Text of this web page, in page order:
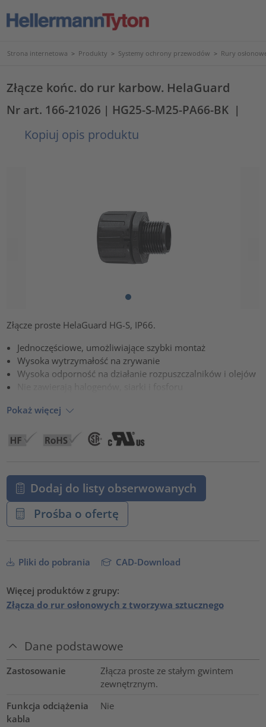
Strona internetowa > Produkty > Systemy ochrony przewodów > Rury
Złącze końc. do rur karbow. HelaGuard
Nr art. 166-21026 | HG25-S-M25-PA66-BK |
Kopiuj opis produktu
Złącze proste HelaGuard HG-S, IP66.
Jednoczęściowe, umożliwiające szybki montaż
Wysoka wytrzymałość na zrywanie
Wysoka odporność na działanie rozpuszczalników i olejów
Nie zawierają halogenów, siarki i fosforu
Pokaż więcej
Dodaj do listy obserwowanych
Prośba o ofertę
Pliki do pobrania CAD-Download
Więcej produktów z grupy:
Złącza do rur osłonowych z tworzywa sztucznego
Dane podstawowe
Zastosowanie
Złącza proste ze stałym gwintem
zewnętrznym.
Funkcja odciążenia
kabla
Nie